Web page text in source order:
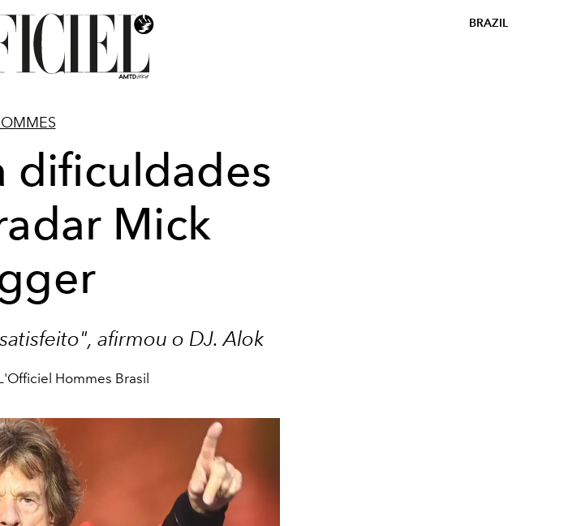
BRAZIL
dificuldades
Mick
afirmou o DJ. Alok
Hommes Brasil